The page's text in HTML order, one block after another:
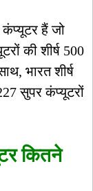
कंप्यूटर हैं जो
की शीर्ष 500
भारत शीर्ष
सुपर कंप्यूटरों
कितने